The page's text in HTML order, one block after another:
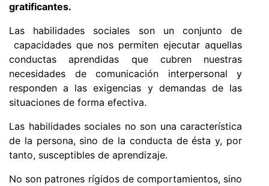
gratificantes.
Las habilidades sociales son un conjunto de
capacidades que nos permiten ejecutar aquellas
conductas aprendidas que cubren nuestras
necesidades de comunicación interpersonal y
responden a las exigencias y demandas de las
situaciones de forma efectiva.
Las habilidades sociales no son una característica
de la persona, sino de la conducta de ésta y, por
tanto, susceptibles de aprendizaje.
No son patrones rígidos de comportamientos, sino